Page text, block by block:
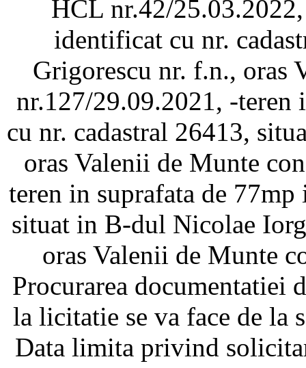
HCL nr.42/
identificat cu nr.
Grigorescu nr. f.n., oras
nr.127/29.09.2021, -teren
cu nr. cadastral 26413,
oras Valenii de Munte
teren in suprafata de
situat in B-dul Nicolae
oras Valenii de Munte
Procurarea documentatiei
la licitatie se va face de la
Data limita privind